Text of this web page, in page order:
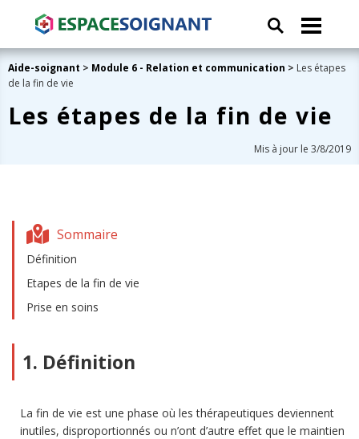
Aide-soignant > Module 6 - Relation et communication > Les étapes
de la fin de vie
Les étapes de la fin de vie
Mis à jour le 3/8/2019
Sommaire
Définition
Etapes de la fin de vie
Prise en soins
1. Définition
La fin de vie est une phase où les thérapeutiques deviennent
inutiles, disproportionnés ou n’ont d’autre effet que le maintien